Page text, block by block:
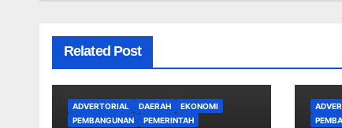
Related Post
ADVERTORIAL DAERAH
EKONOMI
PEMBANGUNAN
PEMERINTAH